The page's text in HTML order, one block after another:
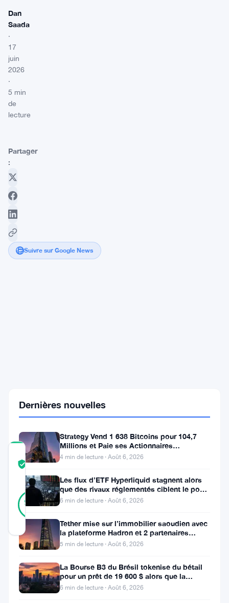
Dan
Saada
·
17
juin
2026
·
5 min
de
lecture
Partager
:
Suivre sur Google News
2026
COMMUNITY
TRUST
96 %
Vérifié
26
votes
Mis à jour 2 mois il y a
Halo
Financial
Limited
Dernières nouvelles
Strategy Vend 1 638 Bitcoins pour 104,7
Millions et Paie ses Actionnaires
Privilégiés
4 min de lecture · Août 6, 2026
Les flux d’ETF Hyperliquid stagnent alors
que des rivaux réglementés ciblent le pool
de trading DeFi de 2 à 3
6 min de lecture · Août 6, 2026
Tether mise sur l’immobilier saoudien avec
la plateforme Hadron et 2 partenaires
locaux
5 min de lecture · Août 6, 2026
La Bourse B3 du Brésil tokenise du bétail
pour un prêt de 19 600 $ alors que la
blockchain atteint la ferme
6 min de lecture · Août 6, 2026